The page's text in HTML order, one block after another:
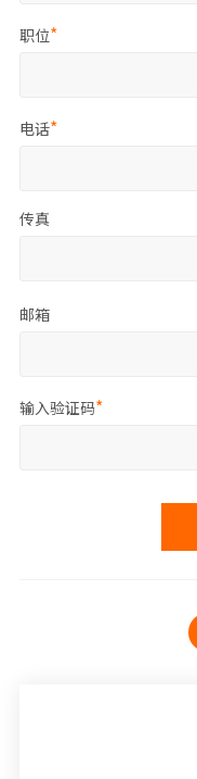
职位
电话
传真
邮箱
输入验证码